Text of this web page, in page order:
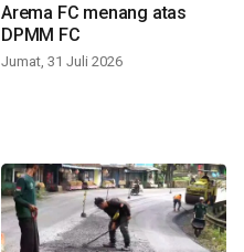
Arema FC menang atas
DPMM FC
Jumat, 31 Juli 2026